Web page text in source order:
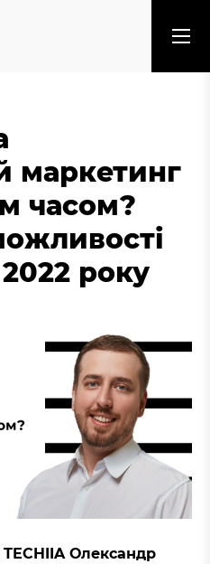
маркетинг
часом?
року
Олександр